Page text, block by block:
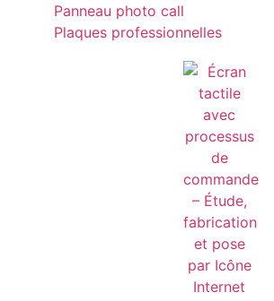
Panneau photo call
Plaques professionnelles